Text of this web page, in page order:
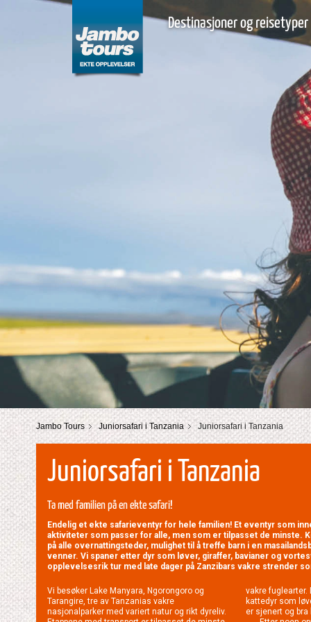
Destinasjoner og reisetyper
Jambo Tours Juniorsafari i Tanzania Juniorsafari i Tanzania
Juniorsafari i Tanzania
Ta med familien på en ekte safari!
Endelig et ekte safarieventyr for hele familien! Et eventyr som
aktiviteter som passer for alle, men som er tilpasset de minste.
på alle overnattingsteder, mulighet til å treffe barn i en
venner. Vi spaner etter dyr som løver, giraffer, bavianer og
opplevelsesrik tur med late dager på Zanzibars vakre strender
Vi besøker Lake Manyara, Ngorongoro og
Tarangire, tre av Tanzanias vakre
nasjonalparker med variert natur og rikt dyreliv.
vakre fuglearter.
kattedyr som
er sjenert og bra